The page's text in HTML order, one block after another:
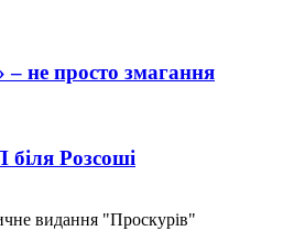
– не просто змагання
Розсоші
видання "Проскурів"